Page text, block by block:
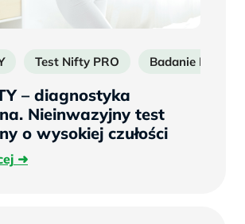
Test Nifty PRO Badanie Nifty
– diagnostyka
Nieinwazyjny test
o wysokiej czułości
Czytaj